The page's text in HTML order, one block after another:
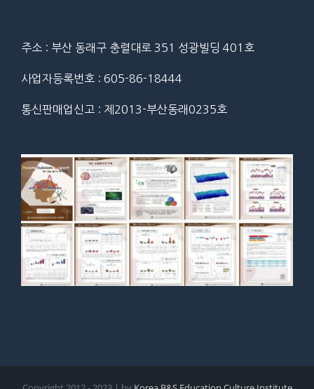
주소 : 부산 동래구 충렬대로 351 성광빌딩 401호
사업자등록번호 : 605-86-18444
통신판매업신고 : 제2013-부산동래0235호